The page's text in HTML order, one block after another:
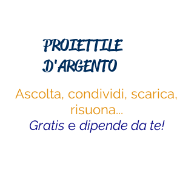
PROIETTILE
D'ARGENTO
Ascolta, condividi, scarica,
risuona...
Gratise dipende da te!